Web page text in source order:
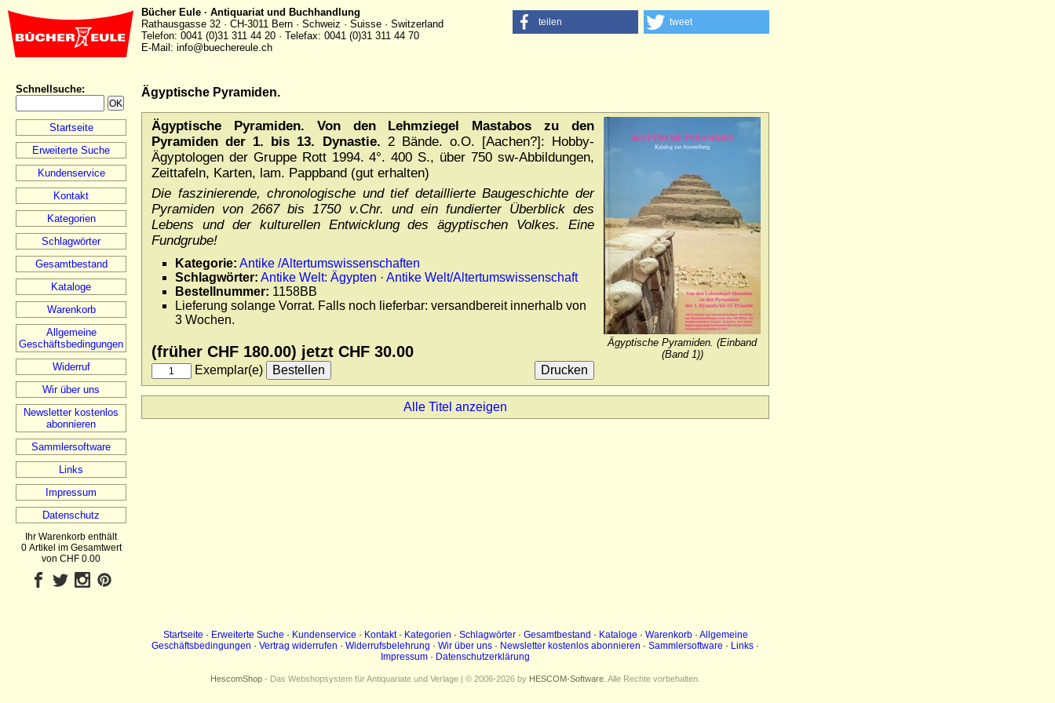
Bücher Eule · Antiquariat und Buchhandlung
Rathausgasse 32 · CH-3011 Bern · Schweiz · Suisse · Switzerland
Telefon: 0041 (0)31 311 44 20 · Telefax: 0041 (0)31 311 44 70
E-Mail: info@buechereule.ch
teilen tweet
Schnellsuche:
Startseite
Erweiterte Suche
Kundenservice
Kontakt
Kategorien
Schlagwörter
Gesamtbestand
Kataloge
Warenkorb
Allgemeine
Geschäftsbedingungen
Widerruf
Wir über uns
Newsletter kostenlos
abonnieren
Sammlersoftware
Links
Impressum
Datenschutz
Ihr Warenkorb enthält
0 Artikel im Gesamtwert
von CHF 0.00
Ägyptische Pyramiden.
Ägyptische Pyramiden. Von den Lehmziegel Mastabos zu den
Pyramiden der 1. bis 13. Dynastie. 2 Bände. o.O. [Aachen?]: Hobby-
Ägyptologen der Gruppe Rott 1994. 4°. 400 S., über 750 sw-Abbildungen,
Zeittafeln, Karten, lam. Pappband (gut erhalten)
Die faszinierende, chronologische und tief detaillierte Baugeschichte der
Pyramiden von 2667 bis 1750 v.Chr. und ein fundierter Überblick des
Lebens und der kulturellen Entwicklung des ägyptischen Volkes. Eine
Fundgrube!
Kategorie: Antike /Altertumswissenschaften
Schlagwörter: Antike Welt: Ägypten · Antike Welt/Altertumswissenschaft
Bestellnummer: 1158BB
Lieferung solange Vorrat. Falls noch lieferbar: versandbereit innerhalb von
3 Wochen.
(früher CHF 180.00) jetzt CHF 30.00
Exemplar(e)
Ägyptische Pyramiden. (Einband
(Band 1))
Alle Titel anzeigen
Startseite · Erweiterte Suche · Kundenservice · Kontakt· Kategorien · Schlagwörter· Gesamtbestand · Kataloge · Warenkorb· Allgemeine
Geschäftsbedingungen · Vertrag widerrufen · Widerrufsbelehrung · Wir über uns · Newsletter kostenlos abonnieren · Sammlersoftware · Links ·
Impressum · Datenschutzerklärung
HescomShop - Das Webshopsystem für Antiquariate und Verlage | © 2006-2026 by HESCOM-Software . Alle Rechte vorbehalten.